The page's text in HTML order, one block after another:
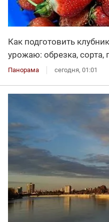
Как подготовить
урожаю: обрезка, сорта,
Панорама сегодня, 01:01